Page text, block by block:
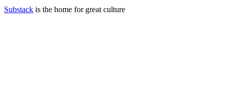
Substack is the home for great culture